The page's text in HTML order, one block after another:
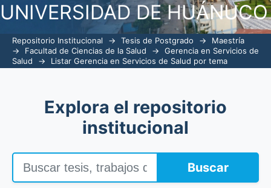
UNIVERSIDAD DE HUÁNUCO
Repositorio Institucional → Tesis de Postgrado →
Maestría
→
Facultad de Ciencias de la Salud →
Gerencia en Servicios de
Salud
→ Listar Gerencia en Servicios de Salud por tema
Explora el repositorio
institucional
Buscar